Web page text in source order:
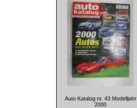
Auto Katalog nr. 43 Modelljahr
2000